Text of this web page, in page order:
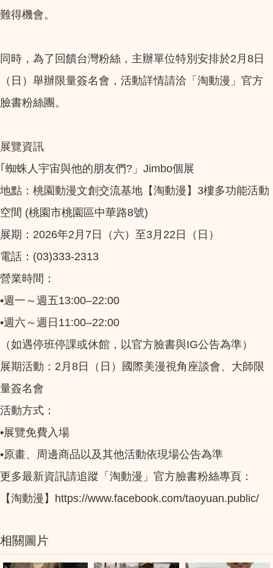
難得機會。
同時，為了回饋台灣粉絲，主辦單位特別安排於2月8日
（日）舉辦限量簽名會，活動詳情請洽「淘動漫」官方
臉書粉絲團。
展覽資訊
｢蜘蛛人宇宙與他的朋友們?」Jimbo個展
地點：桃園動漫文創交流基地【淘動漫】3樓多功能活動
空間 (桃園市桃園區中華路8號)
展期：2026年2月7日（六）至3月22日（日）
電話：(03)333-2313
營業時間：
•週一～週五13:00–22:00
•週六～週日11:00–22:00
（如遇停班停課或休館，以官方臉書與IG公告為準）
展期活動：2月8日（日）國際美漫視角座談會、大師限
量簽名會
活動方式：
•展覽免費入場
•原畫、周邊商品以及其他活動依現場公告為準
更多最新資訊請追蹤「淘動漫」官方臉書粉絲專頁：
【淘動漫】https://www.facebook.com/taoyuan.public/
相關圖片